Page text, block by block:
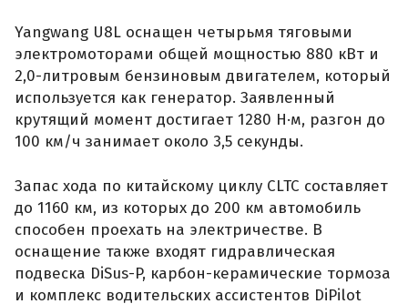
Yangwang U8L оснащен четырьмя тяговыми
электромоторами общей мощностью 880 кВт и
2,0-литровым бензиновым двигателем, который
используется как генератор. Заявленный
крутящий момент достигает 1280 Н·м, разгон до
100 км/ч занимает около 3,5 секунды.
Запас хода по китайскому циклу CLTC составляет
до 1160 км, из которых до 200 км автомобиль
способен проехать на электричестве. В
оснащение также входят гидравлическая
подвеска DiSus-P, карбон-керамические тормоза
и комплекс водительских ассистентов DiPilot